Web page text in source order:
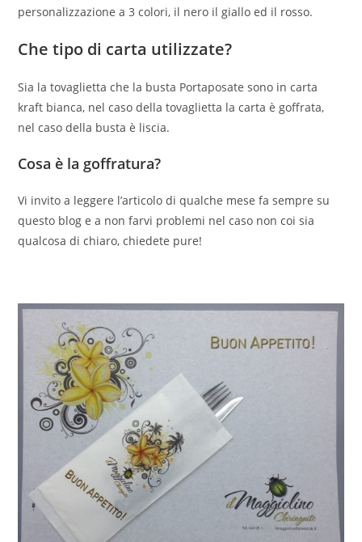
personalizzazione a 3 colori, il nero il giallo ed il rosso.
Che tipo di carta utilizzate?
Sia la tovaglietta che la busta Portaposate sono in carta
kraft bianca, nel caso della tovaglietta la carta è goffrata,
nel caso della busta è liscia.
Cosa è la goffratura?
Vi invito a leggere l’articolo di qualche mese fa sempre su
questo blog e a non farvi problemi nel caso non coi sia
qualcosa di chiaro, chiedete pure!